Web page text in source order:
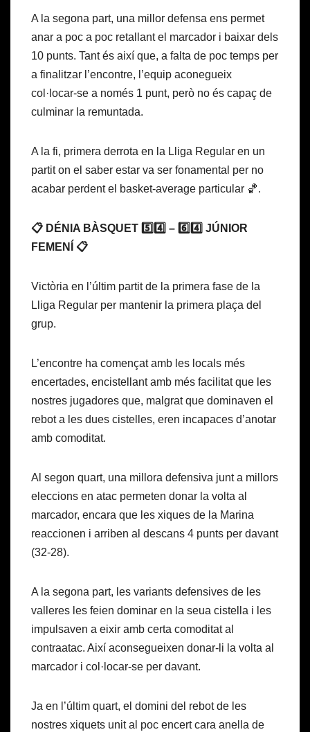
A la segona part, una millor defensa ens permet
anar a poc a poc retallant el marcador i baixar dels
10 punts. Tant és així que, a falta de poc temps per
a finalitzar l’encontre, l’equip aconegueix
col·locar-se a només 1 punt, però no és capaç de
culminar la remuntada.
A la fi, primera derrota en la Lliga Regular en un
partit on el saber estar va ser fonamental per no
acabar perdent el basket-average particular 🏀.
📋 DÉNIA BÀSQUET 5️⃣4️⃣ – 6️⃣4️⃣ JÚNIOR
FEMENÍ 📋
Victòria en l’últim partit de la primera fase de la
Lliga Regular per mantenir la primera plaça del
grup.
L’encontre ha començat amb les locals més
encertades, encistellant amb més facilitat que les
nostres jugadores que, malgrat que dominaven el
rebot a les dues cistelles, eren incapaces d’anotar
amb comoditat.
Al segon quart, una millora defensiva junt a millors
eleccions en atac permeten donar la volta al
marcador, encara que les xiques de la Marina
reaccionen i arriben al descans 4 punts per davant
(32-28).
A la segona part, les variants defensives de les
valleres les feien dominar en la seua cistella i les
impulsaven a eixir amb certa comoditat al
contraatac. Així aconsegueixen donar-li la volta al
marcador i col·locar-se per davant.
Ja en l’últim quart, el domini del rebot de les
nostres xiquets unit al poc encert cara anella de